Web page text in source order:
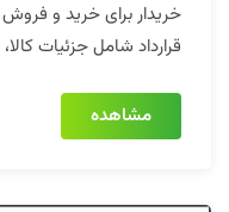
خریدار برای خرید و
قرارداد شامل جزئیات
مشاهده